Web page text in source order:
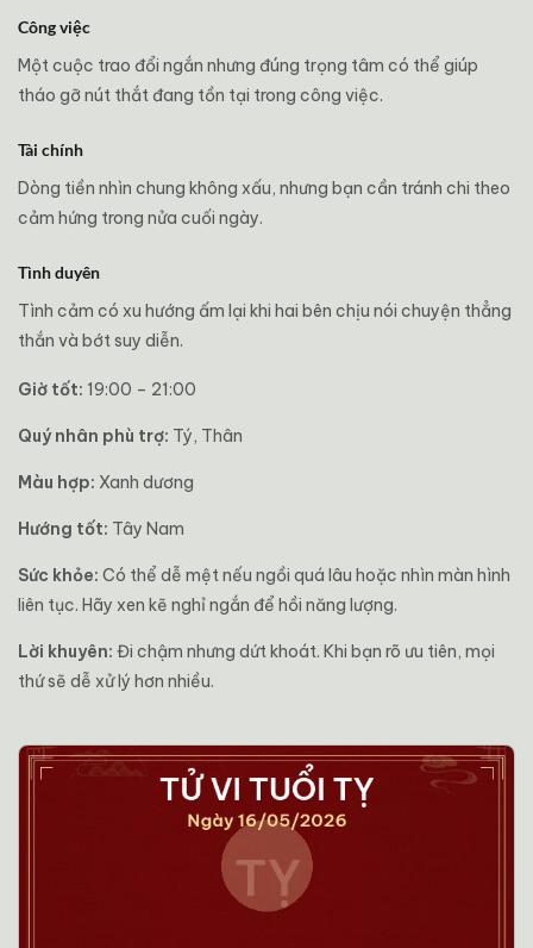
Công việc
Một cuộc trao đổi ngắn nhưng đúng trọng tâm có thể giúp
tháo gỡ nút thắt đang tồn tại trong công việc.
Tài chính
Dòng tiền nhìn chung không xấu, nhưng bạn cần tránh chi theo
cảm hứng trong nửa cuối ngày.
Tình duyên
Tình cảm có xu hướng ấm lại khi hai bên chịu nói chuyện thẳng
thắn và bớt suy diễn.
Giờ tốt: 19:00 – 21:00
Quý nhân phù trợ: Tý, Thân
Màu hợp: Xanh dương
Hướng tốt: Tây Nam
Sức khỏe: Có thể dễ mệt nếu ngồi quá lâu hoặc nhìn màn hình
liên tục. Hãy xen kẽ nghỉ ngắn để hồi năng lượng.
Lời khuyên: Đi chậm nhưng dứt khoát. Khi bạn rõ ưu tiên, mọi
thứ sẽ dễ xử lý hơn nhiều.